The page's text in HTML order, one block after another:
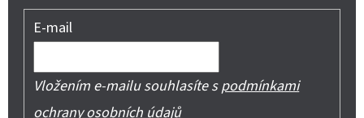
E-mail
Vložením e-mailu souhlasíte spodmínkami
ochrany osobních údajů